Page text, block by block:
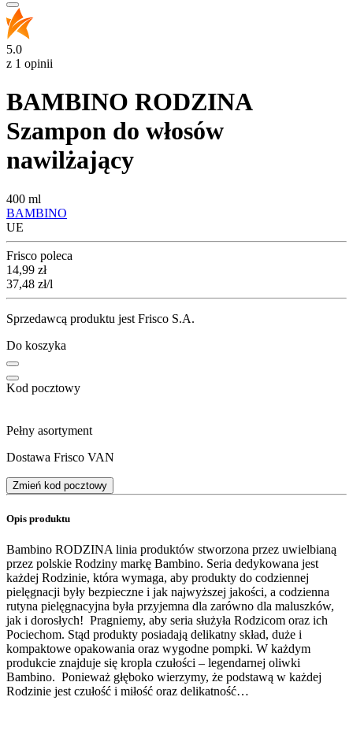
5.0
z 1 opinii
BAMBINO RODZINA
Szampon do włosów
nawilżający
400 ml
BAMBINO
UE
Frisco poleca
Cena
14,99 zł
37,48 zł/l
Sprzedawcą produktu jest Frisco S.A.
Do koszyka
Kod pocztowy
Pełny asortyment
Dostawa Frisco VAN
Zmień kod pocztowy
Opis produktu
Bambino RODZINA linia produktów stworzona przez uwielbianą
przez polskie Rodziny markę Bambino. Seria dedykowana jest
każdej Rodzinie, która wymaga, aby produkty do codziennej
pielęgnacji były bezpieczne i jak najwyższej jakości, a codzienna
rutyna pielęgnacyjna była przyjemna dla zarówno dla maluszków,
jak i dorosłych! Pragniemy, aby seria służyła Rodzicom oraz ich
Pociechom. Stąd produkty posiadają delikatny skład, duże i
kompaktowe opakowania oraz wygodne pompki. W każdym
produkcie znajduje się kropla czułości – legendarnej oliwki
Bambino. Ponieważ głęboko wierzymy, że podstawą w każdej
Rodzinie jest czułość i miłość oraz delikatność…